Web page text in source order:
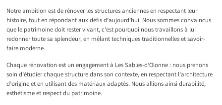
Notre ambition est de rénover les structures anciennes en respectant leur
histoire, tout en répondant aux défis d’aujourd’hui. Nous sommes convaincus
que le patrimoine doit rester vivant, c’est pourquoi nous travaillons à lui
redonner toute sa splendeur, en mêlant techniques traditionnelles et savoir-
faire moderne.
Chaque rénovation est un engagement à Les Sables-d’Olonne : nous prenons
soin d’étudier chaque structure dans son contexte, en respectant l’architecture
d’origine et en utilisant des matériaux adaptés. Nous allions ainsi durabilité,
esthétisme et respect du patrimoine.